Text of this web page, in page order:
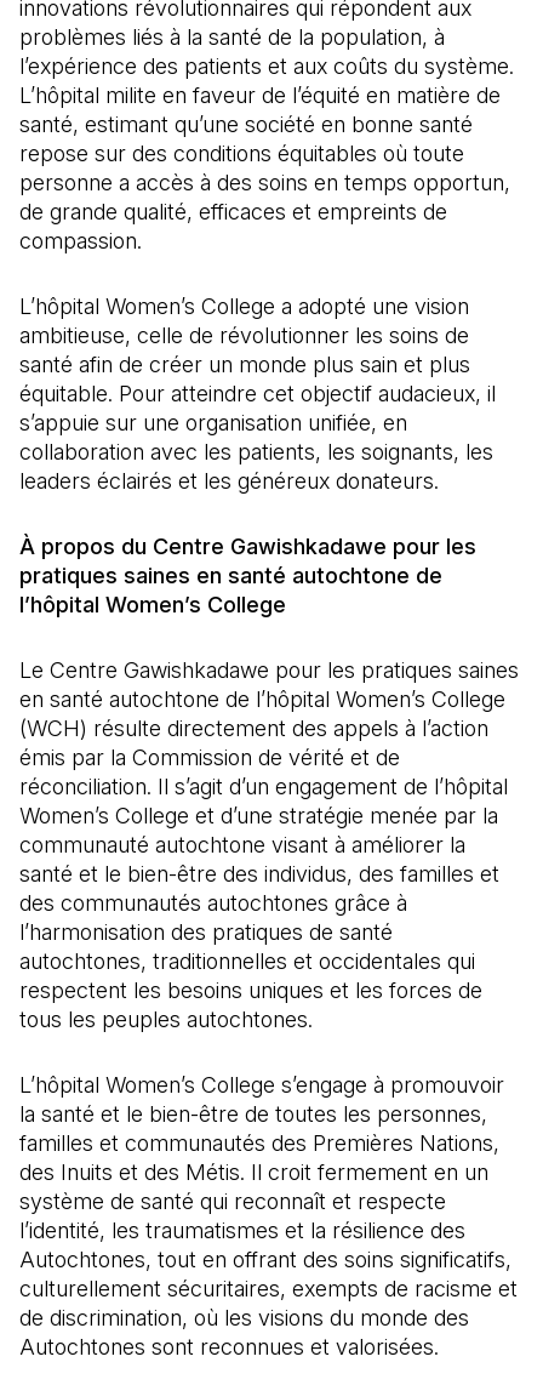
innovations révolutionnaires qui répondent aux
problèmes liés à la santé de la population, à
l’expérience des patients et aux coûts du système.
L’hôpital milite en faveur de l’équité en matière de
santé, estimant qu’une société en bonne santé
repose sur des conditions équitables où toute
personne a accès à des soins en temps opportun,
de grande qualité, efficaces et empreints de
compassion.
L’hôpital Women’s College a adopté une vision
ambitieuse, celle de révolutionner les soins de
santé afin de créer un monde plus sain et plus
équitable. Pour atteindre cet objectif audacieux, il
s’appuie sur une organisation unifiée, en
collaboration avec les patients, les soignants, les
leaders éclairés et les généreux donateurs.
À propos du Centre Gawishkadawe pour les
pratiques saines en santé autochtone de
l’hôpital Women’s College
Le Centre Gawishkadawe pour les pratiques saines
en santé autochtone de l’hôpital Women’s College
(WCH) résulte directement des appels à l’action
émis par la Commission de vérité et de
réconciliation. Il s’agit d’un engagement de l’hôpital
Women’s College et d’une stratégie menée par la
communauté autochtone visant à améliorer la
santé et le bien-être des individus, des familles et
des communautés autochtones grâce à
l’harmonisation des pratiques de santé
autochtones, traditionnelles et occidentales qui
respectent les besoins uniques et les forces de
tous les peuples autochtones.
L’hôpital Women’s College s’engage à promouvoir
la santé et le bien-être de toutes les personnes,
familles et communautés des Premières Nations,
des Inuits et des Métis. Il croit fermement en un
système de santé qui reconnaît et respecte
l’identité, les traumatismes et la résilience des
Autochtones, tout en offrant des soins significatifs,
culturellement sécuritaires, exempts de racisme et
de discrimination, où les visions du monde des
Autochtones sont reconnues et valorisées.